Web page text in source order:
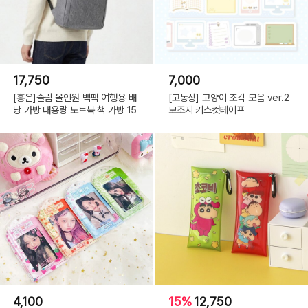
17,750
[홍은]슬림 올인원 백팩 여행용 배
낭 가방 대용량 노트북 책 가방 15
7,000
[고동상] 고양이 조각 모음 ver.2
모조지 키스컷테이프
4,100 15%12,750